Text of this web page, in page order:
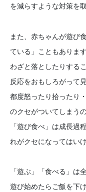
を減らすような対策を
また、赤ちゃんが遊び
ている」こともありま
わざと落としたりする
反応をおもしろがって
都度怒ったり拾ったり
のクセがついてしまう
「遊び食べ」は成長過
れがクセになってはいけ
「遊ぶ」「食べる」は
遊び始めたらご飯を下